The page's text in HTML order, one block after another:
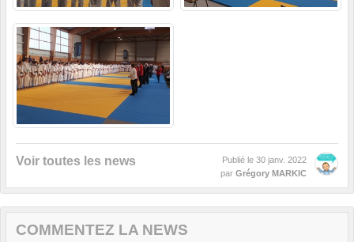
Voir toutes les news Publié le 30 janv. 2022
par Grégory MARKIC
COMMENTEZ LA NEWS